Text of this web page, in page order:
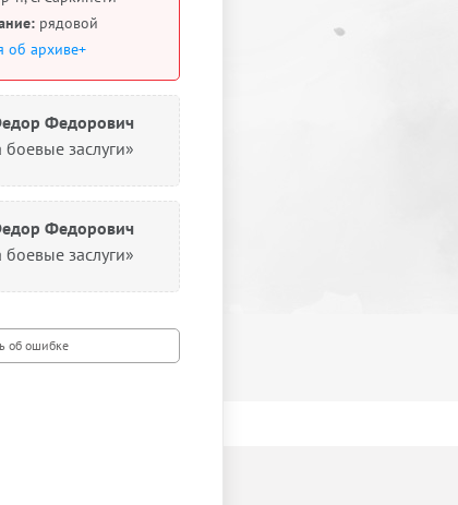
рядовой
архиве+
Федорович
заслуги»
Федорович
заслуги»